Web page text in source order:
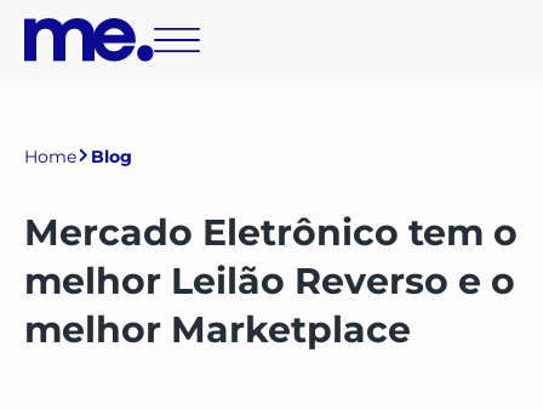
Home Blog
Mercado Eletrônico tem o
melhor Leilão Reverso e o
melhor Marketplace